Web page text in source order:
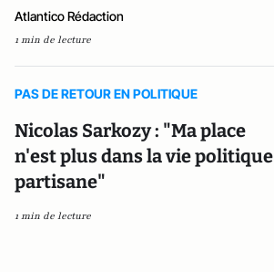
Atlantico Rédaction
1 min de lecture
PAS DE RETOUR EN POLITIQUE
Nicolas Sarkozy : "Ma place
n'est plus dans la vie politique
partisane"
1 min de lecture